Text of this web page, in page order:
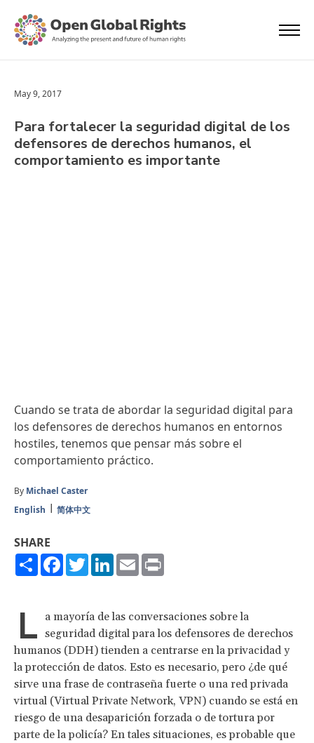
May 9, 2017
Para fortalecer la seguridad digital de los
defensores de derechos humanos, el
comportamiento es importante
Cuando se trata de abordar la seguridad digital para
los defensores de derechos humanos en entornos
hostiles, tenemos que pensar más sobre el
comportamiento práctico.
By Michael Caster
English
简体中文
SHARE
ShareFacebook
TwitterLinkedIn
Email
L a mayoría de las conversaciones sobre la
seguridad digital para los defensores de derechos
humanos (DDH) tienden a centrarse en la privacidad y
la protección de datos. Esto es necesario, pero ¿de qué
sirve una frase de contraseña fuerte o una red privada
virtual (Virtual Private Network, VPN) cuando se está en
riesgo de una desaparición forzada o de tortura por
parte de la policía? En tales situaciones, es probable que